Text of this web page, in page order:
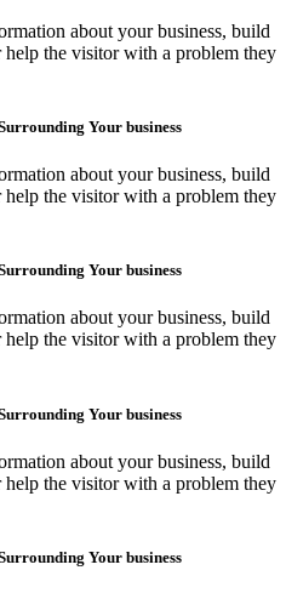
about your business, build
the visitor with a problem they
Your business
about your business, build
the visitor with a problem they
Your business
about your business, build
the visitor with a problem they
Your business
about your business, build
the visitor with a problem they
Your business